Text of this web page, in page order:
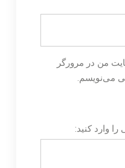
من در مرورگر
می‌نویسم.
را وارد کنید: